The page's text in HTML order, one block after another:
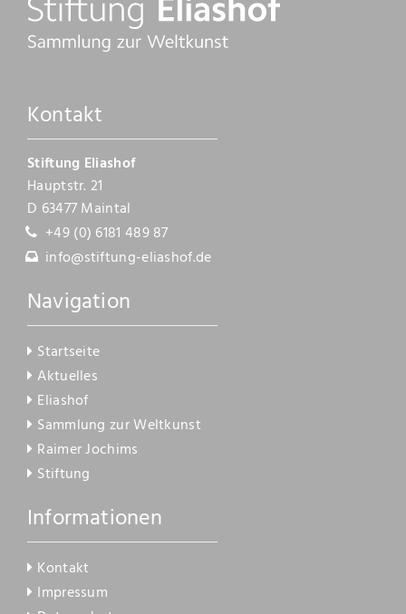
Malbücher
Vita
Stiftung
Kontakt
Kontakt
Stiftung Eliashof
Hauptstr. 21
D 63477 Maintal
+49 (0) 6181 489 87
info@stiftung-eliashof.de
Navigation
Startseite
Aktuelles
Eliashof
Sammlung zur Weltkunst
Raimer Jochims
Stiftung
Informationen
Kontakt
Impressum